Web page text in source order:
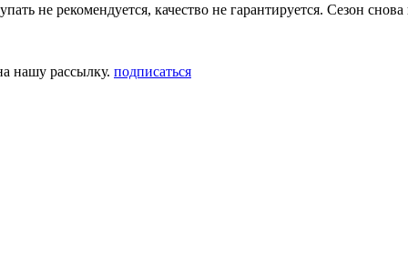
не рекомендуется, качество не гарантируется. Сезон снова
нашу рассылку. подписаться